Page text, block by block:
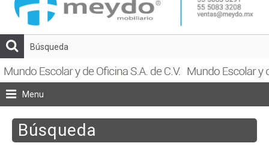
Menu
Búsqueda